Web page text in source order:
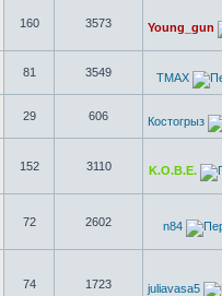
160 3573
Young_gun
81 3549
TMAX
29 606
Костогрыз
152 3110
K.O.B.E.
72 2602
n84
74 1723
juliavasa5